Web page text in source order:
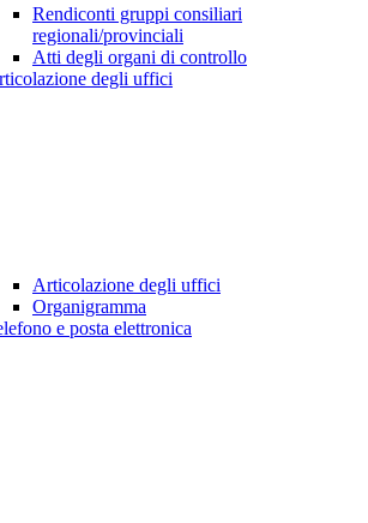
Rendiconti gruppi consiliari
regionali/provinciali
Atti degli organi di controllo
degli uffici
Articolazione degli uffici
Organigramma
e posta elettronica